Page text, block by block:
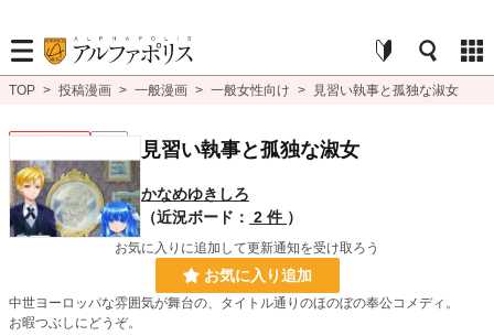
TOP > 投稿漫画 > 一般漫画 > 一般女性向け > 見習い執事と孤独な淑女
見習い執事と孤独な淑女
かなめゆきしろ
（近況ボード： 2 件 ）
お気に入りに追加して更新通知を受け取ろう
お気に入り追加
中世ヨーロッパな雰囲気が舞台の、タイトル通りのほのぼの奉公コメディ。
お暇つぶしにどうぞ。